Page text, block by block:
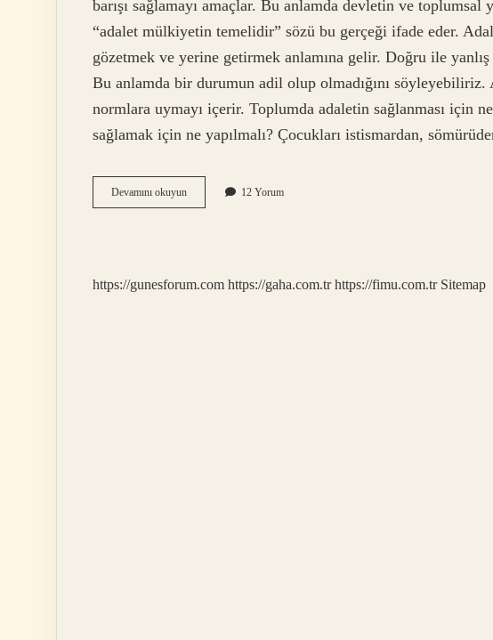
barışı sağlamayı amaçlar. Bu anlamda devletin ve toplumsal
“adalet mülkiyetin temelidir” sözü bu gerçeği ifade eder.
gözetmek ve yerine getirmek anlamına gelir. Doğru ile yanlış
Bu anlamda bir durumun adil olup olmadığını söyleyebiliriz.
normlara uymayı içerir. Toplumda adaletin sağlanması için
sağlamak için ne yapılmalı? Çocukları istismardan,
Devamını okuyunAdaletin
Sağlanması
12 Yorum
https://gunesforum.com https://gaha.com.tr https://fimu.com.tr Sitemap